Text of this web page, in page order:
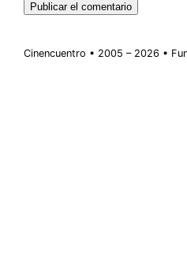
Cinencuentro • 2005 – 2026 •